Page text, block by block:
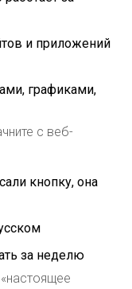
и приложений
графиками,
с веб-
кнопку, она
за неделю